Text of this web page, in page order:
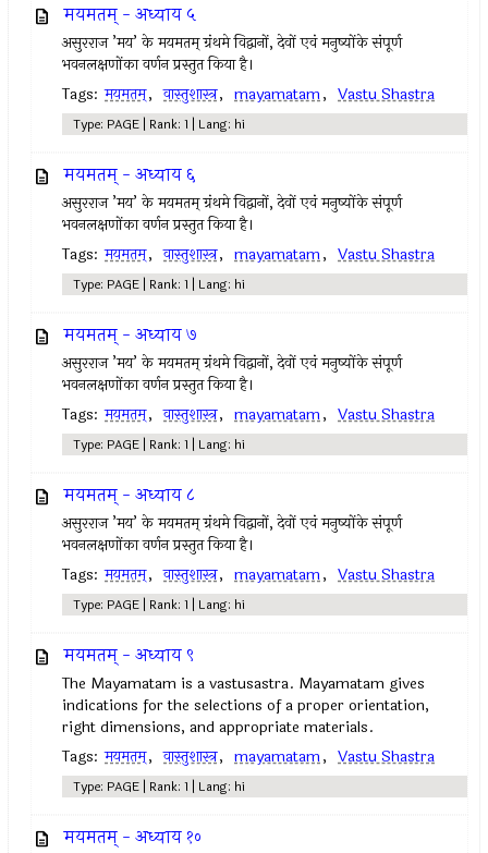
मयमतम् - अध्याय ५
असुरराज ’मय’ के मयमतम् ग्रंथमे विद्वानों, देवों एवं मनुष्योंके संपूर्ण
भवनलक्षणोंका वर्णन प्रस्तुत किया है।‌
Tags: मयमतम्‌, वास्तुशास्त्र, mayamatam, Vastu Shastra
Type: PAGE | Rank: 1 | Lang: hi
मयमतम् - अध्याय ६
असुरराज ’मय’ के मयमतम् ग्रंथमे विद्वानों, देवों एवं मनुष्योंके संपूर्ण
भवनलक्षणोंका वर्णन प्रस्तुत किया है।‌
Tags: मयमतम्‌, वास्तुशास्त्र, mayamatam, Vastu Shastra
Type: PAGE | Rank: 1 | Lang: hi
मयमतम् - अध्याय ७
असुरराज ’मय’ के मयमतम् ग्रंथमे विद्वानों, देवों एवं मनुष्योंके संपूर्ण
भवनलक्षणोंका वर्णन प्रस्तुत किया है।‌
Tags: मयमतम्‌, वास्तुशास्त्र, mayamatam, Vastu Shastra
Type: PAGE | Rank: 1 | Lang: hi
मयमतम् - अध्याय ८
असुरराज ’मय’ के मयमतम् ग्रंथमे विद्वानों, देवों एवं मनुष्योंके संपूर्ण
भवनलक्षणोंका वर्णन प्रस्तुत किया है।‌
Tags: मयमतम्‌, वास्तुशास्त्र, mayamatam, Vastu Shastra
Type: PAGE | Rank: 1 | Lang: hi
मयमतम् - अध्याय ९
The Mayamatam is a vastusastra. Mayamatam gives
indications for the selections of a proper orientation,
right dimensions, and appropriate materials.
Tags: मयमतम्‌, वास्तुशास्त्र, mayamatam, Vastu Shastra
Type: PAGE | Rank: 1 | Lang: hi
मयमतम् - अध्याय १०